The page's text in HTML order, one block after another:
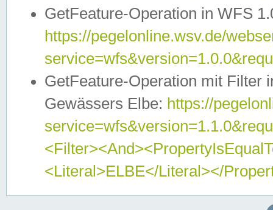
GetFeature-Operation in WFS
https://pegelonline.wsv.de/
GetFeature-Operation mit Filter
Gewässers Elbe: https://
<Literal>ELBE</Literal></